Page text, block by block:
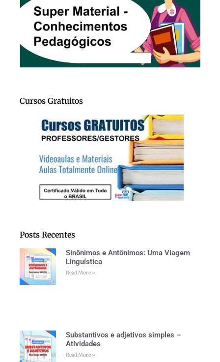
Cursos Gratuitos
Posts Recentes
Sinônimos e Antônimos: Uma Viagem
Linguística
Read More »
Substantivos e adjetivos simples –
Atividades
Read More »